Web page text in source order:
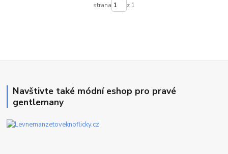
strana z 1
Navštivte také módní eshop pro pravé
gentlemany